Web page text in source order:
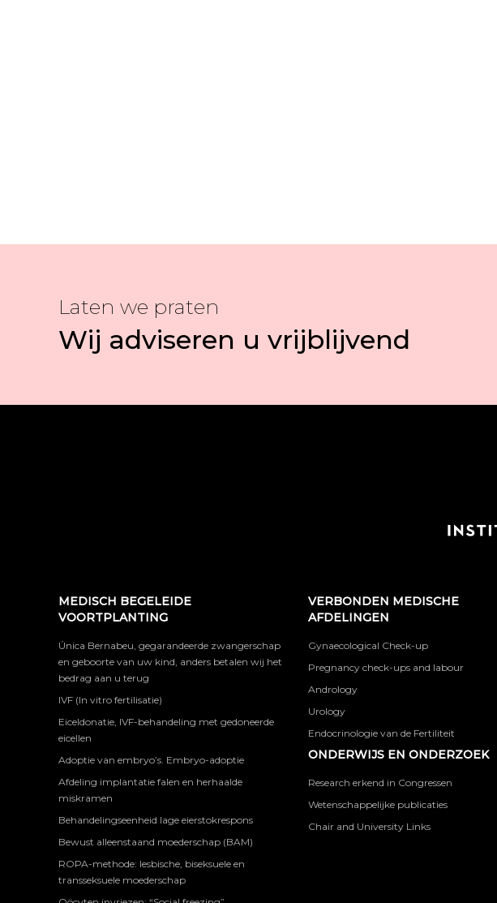
Laten we praten
Wij adviseren u vrijblijvend
MEDISCH BEGELEIDE
VOORTPLANTING
Única Bernabeu, gegarandeerde zwangerschap
en geboorte van uw kind, anders betalen wij het
bedrag aan u terug
IVF (In vitro fertilisatie)
Eiceldonatie, IVF-behandeling met gedoneerde
eicellen
Adoptie van embryo’s. Embryo-adoptie
Afdeling implantatie falen en herhaalde
miskramen
Behandelingseenheid lage eierstokrespons
Bewust alleenstaand moederschap (BAM)
ROPA-methode: lesbische, biseksuele en
transseksuele moederschap
VERBONDEN MEDISCHE
AFDELINGEN
Gynaecological Check-up
Pregnancy check-ups and labour
Andrology
Urology
Endocrinologie van de Fertiliteit
ONDERWIJS EN ONDERZOEK
Research erkend in Congressen
Wetenschappelijke publicaties
Chair and University Links